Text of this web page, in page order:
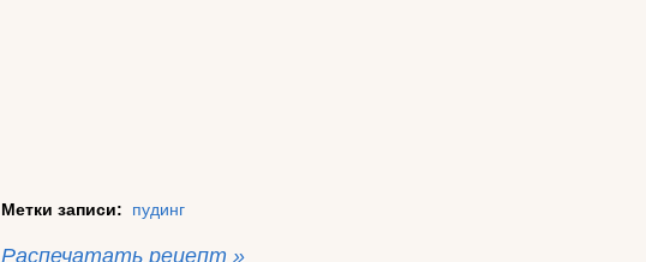
Метки записи: пудинг
Распечатать рецепт »